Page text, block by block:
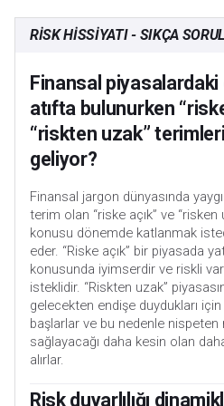
RISK HISSIYATI - SIKÇA
Finansal piyasalardaki
atıfta bulunurken
“riskten uzak”
geliyor?
Finansal jargon dünyasında
terim olan “riske açık” ve “risken
konusu dönemde katlanmak
eder. “Riske açık” bir piyasada
konusunda iyimserdir ve riskli
isteklidir. “Riskten uzak”
gelecekten endişe duydukları için
başlarlar ve bu nedenle
sağlayacağı daha kesin olan
alırlar.
Risk duyarlılığı